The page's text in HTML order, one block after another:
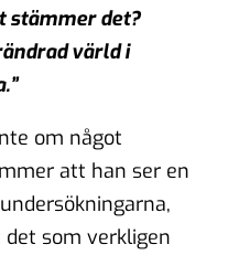
stämmer det?
värld i
om något
att han ser en
som verkligen